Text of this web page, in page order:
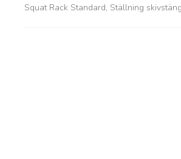
Squat Rack Standard, Ställning